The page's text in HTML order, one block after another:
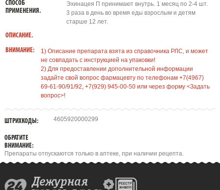
СПОСОБ
ПРИМЕНЕНИЯ.
Эхинацея П принимают внутрь. 1 месяц по 2-4 шт.
3 раза в день во время еды взрослым и детям
старше 12 лет.
ОПИСАНИЕ.
ВНИМАНИЕ:
1) Описание препарата взята из справочника РЛС, и может
не совпадать с инструкцией на упаковки!
2) Для предоставлении дополнительной информации
задайте свой вопрос фармацевту по телефонам +7(4967)
69-61-90/91/92, +7(929) 945-00-50 или через форму <Задать
вопрос>!
ШТРИХКОДЫ: 4605920000299
ОБРАТИТЕ
ВНИМАНИЕ:
Препараты отпускаются только в аптеке, при наличии рецепта.